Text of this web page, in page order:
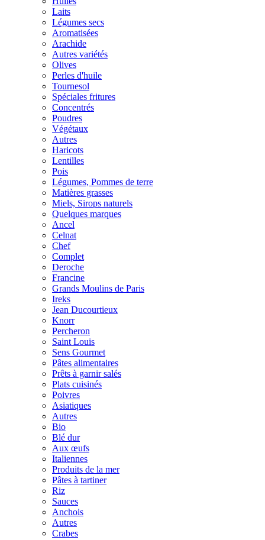
Laits
Légumes secs
Aromatisées
Arachide
Autres variétés
Olives
Perles d'huile
Tournesol
Spéciales fritures
Concentrés
Poudres
Végétaux
Autres
Haricots
Lentilles
Pois
Légumes, Pommes de terre
Matières grasses
Miels, Sirops naturels
Quelques marques
Ancel
Celnat
Chef
Complet
Deroche
Francine
Grands Moulins de Paris
Ireks
Jean Ducourtieux
Knorr
Percheron
Saint Louis
Sens Gourmet
Pâtes alimentaires
Prêts à garnir salés
Plats cuisinés
Poivres
Asiatiques
Autres
Bio
Blé dur
Aux œufs
Italiennes
Produits de la mer
Pâtes à tartiner
Riz
Sauces
Anchois
Autres
Crabes